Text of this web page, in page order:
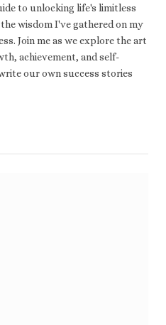
to unlocking life's limitless
wisdom I've gathered on my
Join me as we explore the art
achievement, and self-
our own success stories